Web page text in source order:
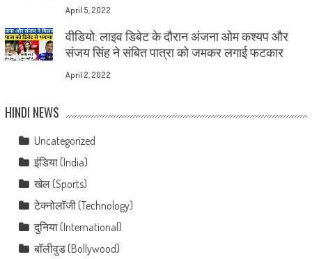
April 5, 2022
वीडियो: लाइव डिबेट के दौरान अंजना ओम कश्यप और
संजय सिंह ने संबित पात्रा को जमकर लगाई फटकार
April 2, 2022
HINDI NEWS
Uncategorized
इंडिया (India)
खेल (Sports)
टेक्नोलॉजी (Technology)
दुनिया (International)
बॉलीवुड (Bollywood)